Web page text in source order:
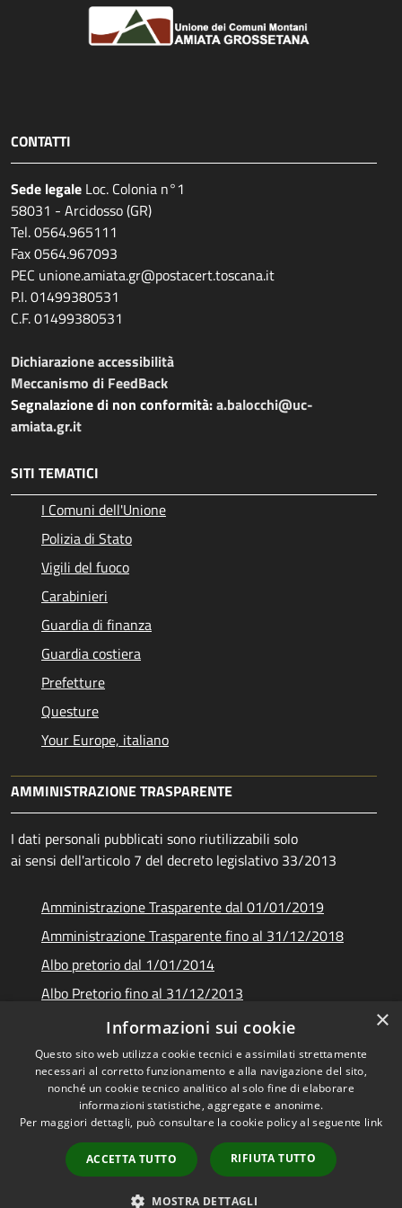
CONTATTI
Sede legale Loc. Colonia n°1
58031 - Arcidosso (GR)
Tel. 0564.965111
Fax 0564.967093
PEC unione.amiata.gr@postacert.toscana.it
P.I. 01499380531
C.F. 01499380531
Dichiarazione accessibilità
Meccanismo di FeedBack
Segnalazione di non conformità:a.balocchi@uc-
amiata.gr.it
SITI TEMATICI
I Comuni dell'Unione
Polizia di Stato
Vigili del fuoco
Carabinieri
Guardia di finanza
Guardia costiera
Prefetture
Questure
Your Europe, italiano
AMMINISTRAZIONE TRASPARENTE
I dati personali pubblicati sono riutilizzabili solo
ai sensi dell'articolo 7 del decreto legislativo 33/2013
Amministrazione Trasparente dal 01/01/2019
Amministrazione Trasparente fino al 31/12/2018
Albo pretorio dal 1/01/2014
Albo Pretorio fino al 31/12/2013
Documenti e dati
RSS
Accessibilità
Copyright © 2026 • Unione dei
Comuni Montani Amiata
Grossetana • Powered by
Municipium•Accesso
×
Informazioni sui cookie
Questo sito web utilizza cookie tecnici e assimilati strettamente
necessari al corretto funzionamento e alla navigazione del sito,
nonché un cookie tecnico analitico al solo fine di elaborare
informazioni statistiche, aggregate e anonime.
Per maggiori dettagli, può consultare la cookie policy al seguente link
ACCETTA TUTTO RIFIUTA TUTTO
MOSTRA DETTAGLI